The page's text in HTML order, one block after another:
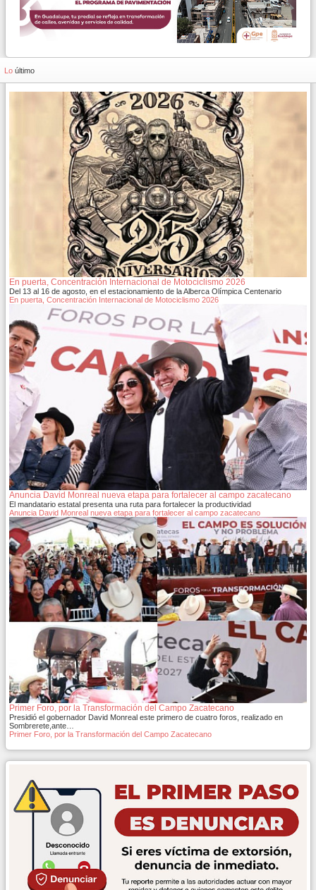
Lo último
En puerta, Concentración Internacional de Motociclismo 2026
Del 13 al 16 de agosto, en el estacionamiento de la Alberca Olímpica Centenario
En puerta, Concentración Internacional de Motociclismo 2026
Anuncia David Monreal nueva etapa para fortalecer al campo zacatecano
El mandatario estatal presenta una ruta para fortalecer la productividad
Anuncia David Monreal nueva etapa para fortalecer al campo zacatecano
Primer Foro, por la Transformación del Campo Zacatecano
Presidió el gobernador David Monreal este primero de cuatro foros, realizado en
Sombrerete,ante…
Primer Foro, por la Transformación del Campo Zacatecano